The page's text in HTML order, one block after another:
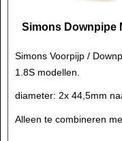
Simons Downpipe
Simons Voorpijp /
1.8S modellen.
diameter: 2x 44,5mm
Alleen te combineren